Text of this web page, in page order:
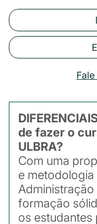
de fazer o
ULBRA?
Com uma
e
formação
os estudantes